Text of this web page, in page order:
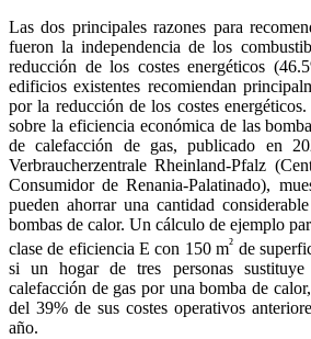
Las dos principales razones para
fueron la independencia de los
reducción de los costes energéticos
edificios existentes recomiendan
por la reducción de los costes
sobre la eficiencia económica de las
de calefacción de gas, publicado en
Verbraucherzentrale Rheinland-Pfalz
Consumidor de Renania-Palatinado),
pueden ahorrar una cantidad
bombas de calor. Un cálculo de ejemplo
clase de eficiencia E con 150 m² de
si un hogar de tres personas
calefacción de gas por una bomba de
del 39% de sus costes operativos
año.